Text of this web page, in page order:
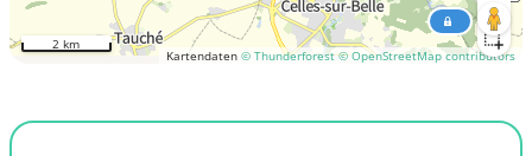
Kartendaten © Thunderforest © OpenStreetMap contributors
2 km